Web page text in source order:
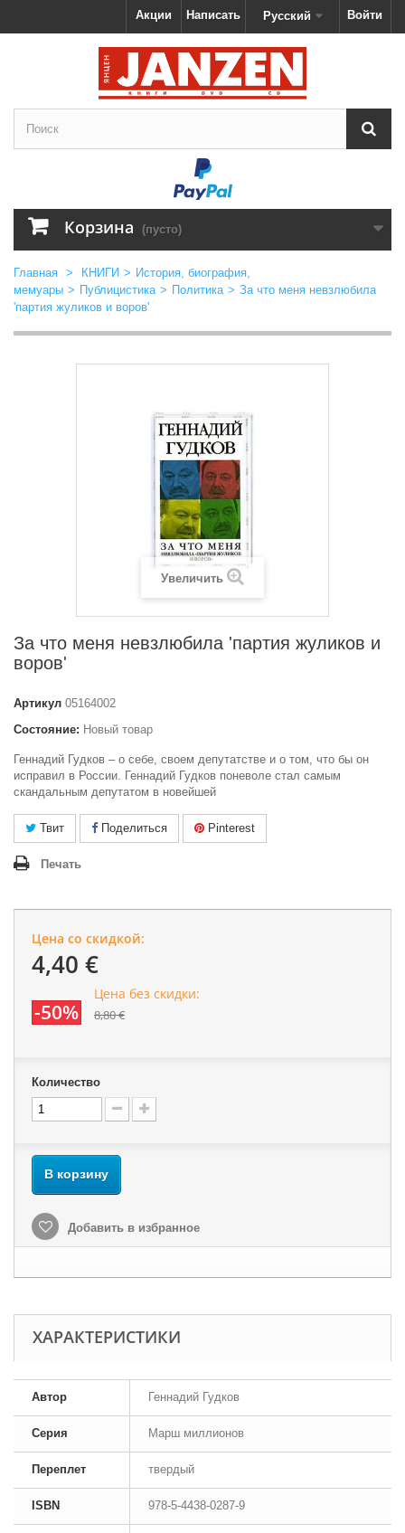
Войти
Русский
Написать
Акции
Корзина (пусто)
Главная > КНИГИ > История, биография,
мемуары > Публицистика > Политика > За что меня невзлюбила
'партия жуликов и воров'
Увеличить
За что меня невзлюбила 'партия жуликов и
воров'
Артикул 05164002
Состояние: Новый товар
Геннадий Гудков – о себе, своем депутатстве и о том, что бы он
исправил в России. Геннадий Гудков поневоле стал самым
скандальным депутатом в новейшей
Твит Поделиться Pinterest
Печать
Цена со скидкой:
4,40 €
-50%
Цена без скидки:
8,80 €
Количество
В корзину
Добавить в избранное
ХАРАКТЕРИСТИКИ
Автор Геннадий Гудков
Серия Марш миллионов
Переплет твердый
ISBN 978-5-4438-0287-9